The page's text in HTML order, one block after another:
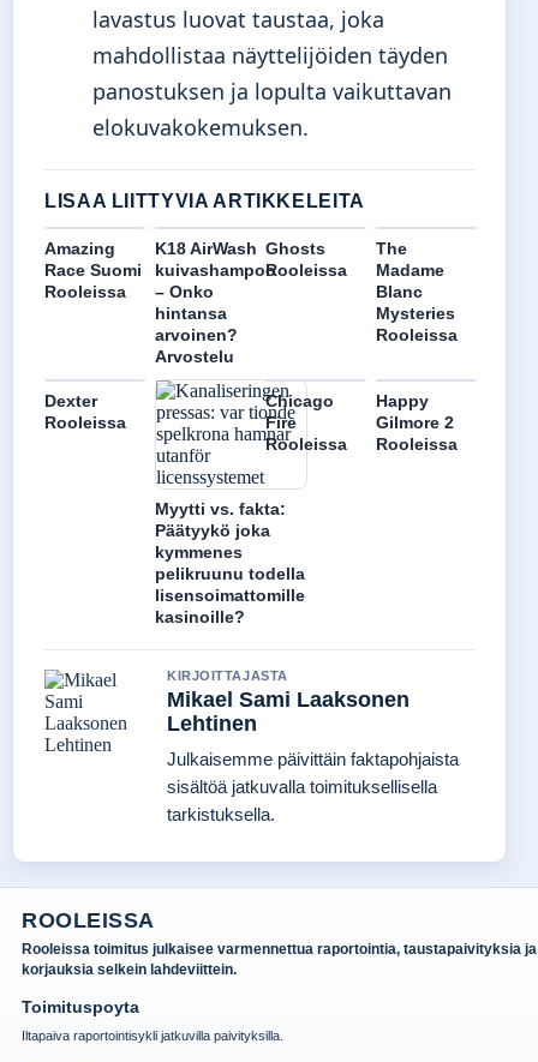
lavastus luovat taustaa, joka
mahdollistaa näyttelijöiden täyden
panostuksen ja lopulta vaikuttavan
elokuvakokemuksen.
LISAA LIITTYVIA ARTIKKELEITA
Amazing
Race Suomi
Rooleissa
K18 AirWash
kuivashampoo
– Onko
hintansa
arvoinen?
Arvostelu
Ghosts
Rooleissa
The
Madame
Blanc
Mysteries
Rooleissa
Dexter
Rooleissa
Myytti vs. fakta:
Päätyykö joka
kymmenes
pelikruunu todella
lisensoimattomille
kasinoille?
Chicago
Fire
Rooleissa
Happy
Gilmore 2
Rooleissa
KIRJOITTAJASTA
Mikael Sami Laaksonen
Lehtinen
Julkaisemme päivittäin faktapohjaista
sisältöä jatkuvalla toimituksellisella
tarkistuksella.
ROOLEISSA
Rooleissa toimitus julkaisee varmennettua raportointia, taustapaivityksia ja
korjauksia selkein lahdeviittein.
Toimituspoyta
Iltapaiva raportointisykli jatkuvilla paivityksilla.